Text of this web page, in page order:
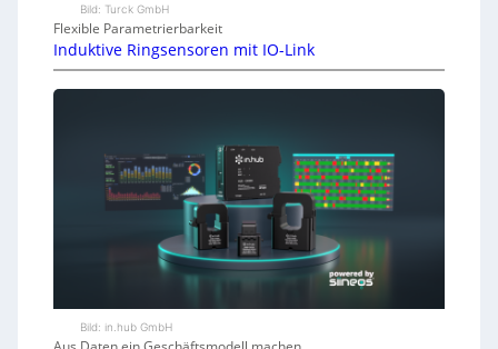
Bild: Turck GmbH
Flexible Parametrierbarkeit
Induktive Ringsensoren mit IO-Link
Bild: in.hub GmbH